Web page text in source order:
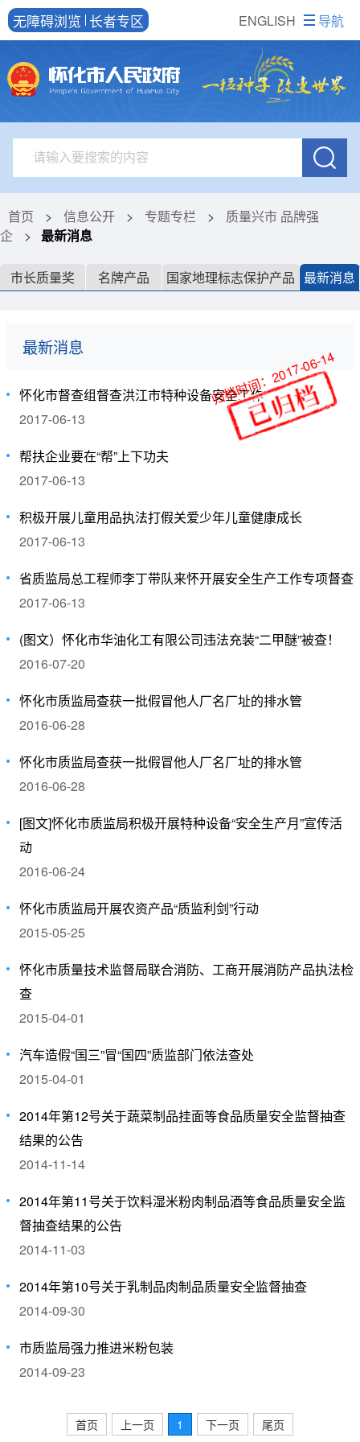
ENGLISH
无障碍浏览 长者专区 导航
首页 > 信息公开 > 专题专栏 >
质量兴市 品牌强
企
> 最新消息
市长质量奖 名牌产品 国家地理标志保护产品 最新消息
最新消息
怀化市督查组督查洪江市特种设备安全工作
2017-06-13
帮扶企业要在“帮”上下功夫
2017-06-13
积极开展儿童用品执法打假关爱少年儿童健康成长
2017-06-13
省质监局总工程师李丁带队来怀开展安全生产工作专项督查
2017-06-13
(图文）怀化市华油化工有限公司违法充装“二甲醚”被查！
2016-07-20
怀化市质监局查获一批假冒他人厂名厂址的排水管
2016-06-28
怀化市质监局查获一批假冒他人厂名厂址的排水管
2016-06-28
[图文]怀化市质监局积极开展特种设备“安全生产月”宣传活
动
2016-06-24
怀化市质监局开展农资产品“质监利剑”行动
2015-05-25
怀化市质量技术监督局联合消防、工商开展消防产品执法检
查
2015-04-01
汽车造假“国三”冒“国四”质监部门依法查处
2015-04-01
2014年第12号关于蔬菜制品挂面等食品质量安全监督抽查
结果的公告
2014-11-14
2014年第11号关于饮料湿米粉肉制品酒等食品质量安全监
督抽查结果的公告
2014-11-03
2014年第10号关于乳制品肉制品质量安全监督抽查
2014-09-30
市质监局强力推进米粉包装
2014-09-23
首页 上一页 1 下一页 尾页
归档时间：2017-06-14